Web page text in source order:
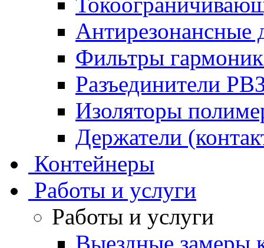
Антирезонансные
Фильтры
Разъединители
Изоляторы
Держатели
Контейнеры
Работы и услуги
Работы и услуги
Выездные замеры